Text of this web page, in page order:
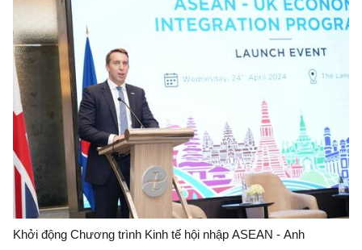
Khởi động Chương trình Kinh tế hội nhập ASEAN - Anh